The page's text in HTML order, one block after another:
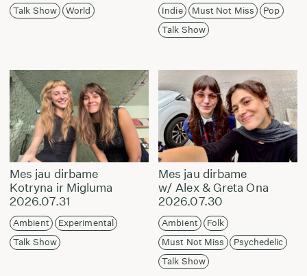
Talk Show World Indie Must Not Miss
Pop
Talk Show
Mes jau dirbame
Kotryna ir Migluma
2026.07.31
Ambient
Experimental
Talk Show
Mes jau dirbame
w/ Alex & Greta Ona
2026.07.30
Ambient
Folk
Must Not Miss
Psychedelic
Talk Show